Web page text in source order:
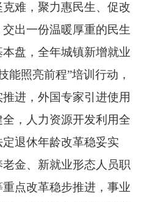
难，聚力惠民生、促改
出一份温暖厚重的民生
盘，全年城镇新增就业
能照亮前程”培训行动，
进，外国专家引进使用
，人力资源开发利用全
退休年龄改革稳妥实
金、新就业形态人员职
点改革稳步推进，事业